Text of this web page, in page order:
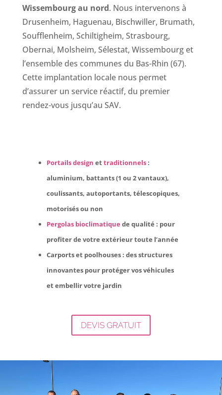
Wissembourg au nord. Nous intervenons à
Drusenheim, Haguenau, Bischwiller, Brumath,
Soufflenheim, Schiltigheim, Strasbourg,
Obernai, Molsheim, Sélestat, Wissembourg et
l’ensemble des communes du Bas-Rhin (67).
Cette implantation locale nous permet
d’assurer un service réactif, du premier
rendez-vous jusqu’au SAV.
Portails design ettraditionnels :
aluminium, battants (1 ou 2 vantaux),
coulissants, autoportants, télescopiques,
motorisés ou non
Pergolas bioclimatique de qualité : pour
profiter de votre extérieur toute l’année
Carports et poolhouses : des structures
innovantes pour protéger vos véhicules
et embellir votre jardin
DEVIS GRATUIT